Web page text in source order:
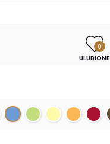
0
ULUBIONE